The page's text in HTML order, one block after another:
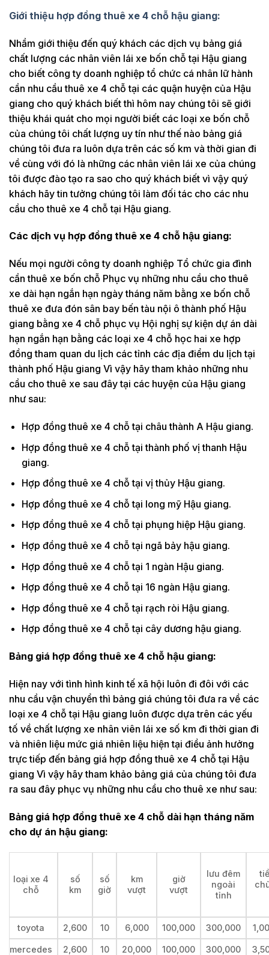
Giới thiệu hợp đồng thuê xe 4 chỗ hậu giang:
Nhầm giới thiệu đến quý khách các dịch vụ bảng giá
chất lượng các nhân viên lái xe bốn chỗ tại Hậu giang
cho biết công ty doanh nghiệp tổ chức cá nhân lữ hành
cần nhu cầu thuê xe 4 chỗ tại các quận huyện của Hậu
giang cho quý khách biết thì hôm nay chúng tôi sẽ giới
thiệu khái quát cho mọi người biết các loại xe bốn chỗ
của chúng tôi chất lượng uy tín như thế nào bảng giá
chúng tôi đưa ra luôn dựa trên các số km và thời gian đi
về cùng với đó là những các nhân viên lái xe của chúng
tôi được đào tạo ra sao cho quý khách biết vì vậy quý
khách hãy tin tưởng chúng tôi làm đối tác cho các nhu
cầu cho thuê xe 4 chỗ tại Hậu giang.
Các dịch vụ hợp đồng thuê xe 4 chỗ hậu giang:
Nếu mọi người công ty doanh nghiệp Tổ chức gia đình
cần thuê xe bốn chỗ Phục vụ những nhu cầu cho thuê
xe dài hạn ngắn hạn ngày tháng năm bằng xe bốn chỗ
thuê xe đưa đón sân bay bến tàu nội ô thành phố Hậu
giang bằng xe 4 chỗ phục vụ Hội nghị sự kiện dự án dài
hạn ngắn hạn bằng các loại xe 4 chỗ học hai xe hợp
đồng tham quan du lịch các tỉnh các địa điểm du lịch tại
thành phố Hậu giang Vì vậy hãy tham khảo những nhu
cầu cho thuê xe sau đây tại các huyện của Hậu giang
như sau:
Hợp đồng thuê xe 4 chỗ tại châu thành A Hậu giang.
Hợp đồng thuê xe 4 chỗ tại thành phố vị thanh Hậu
giang.
Hợp đồng thuê xe 4 chỗ tại vị thủy Hậu giang.
Hợp đồng thuê xe 4 chỗ tại long mỹ Hậu giang.
Hợp đồng thuê xe 4 chỗ tại phụng hiệp Hậu giang.
Hợp đồng thuê xe 4 chỗ tại ngã bảy hậu giang.
Hợp đồng thuê xe 4 chỗ tại 1 ngàn Hậu giang.
Hợp đồng thuê xe 4 chỗ tại 16 ngàn Hậu giang.
Hợp đồng thuê xe 4 chỗ tại rạch ròi Hậu giang.
Hợp đồng thuê xe 4 chỗ tại cây dương hậu giang.
Bảng giá hợp đồng thuê xe 4 chỗ hậu giang:
Hiện nay với tình hình kinh tế xã hội luôn đi đôi với các
nhu cầu vận chuyển thì bảng giá chúng tôi đưa ra về các
loại xe 4 chỗ tại Hậu giang luôn được dựa trên các yếu
tố về chất lượng xe nhân viên lái xe số km đi thời gian đi
và nhiên liệu mức giá nhiên liệu hiện tại điều ảnh hưởng
trực tiếp đến bảng giá hợp đồng thuê xe 4 chỗ tại Hậu
giang Vì vậy hãy tham khảo bảng giá của chúng tôi đưa
ra sau đây phục vụ những nhu cầu cho thuê xe như sau:
Bảng giá hợp đồng thuê xe 4 chỗ dài hạn tháng năm
cho dự án hậu giang:
loại xe 4
chỗ
số
km
số
giờ
km
vượt
giờ
vượt
lưu đêm
ngoài
tỉnh
toyota 2,600 10 6,000 100,000 300,000
mercedes 2,600 10 20,000 100,000 300,000